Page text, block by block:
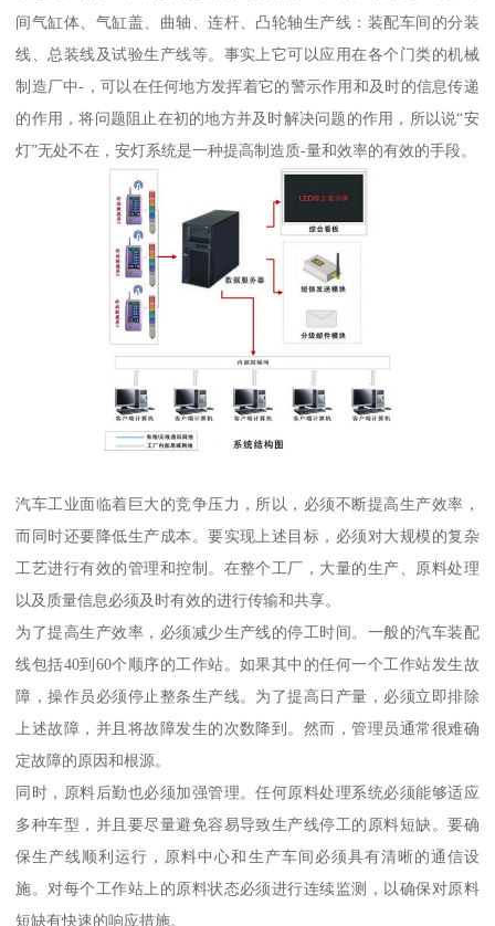
间气缸体、气缸盖、曲轴、连杆、凸轮轴生产线：装配车间的分装
线、总装线及试验生产线等。事实上它可以应用在各个门类的机械
制造厂中-，可以在任何地方发挥着它的警示作用和及时的信息传递
的作用，将问题阻止在初的地方并及时解决问题的作用，所以说“安
灯”无处不在，安灯系统是一种提高制造质-量和效率的有效的手段。
汽车工业面临着巨大的竞争压力，所以，必须不断提高生产效率，
而同时还要降低生产成本。要实现上述目标，必须对大规模的复杂
工艺进行有效的管理和控制。在整个工厂，大量的生产、原料处理
以及质量信息必须及时有效的进行传输和共享。
为了提高生产效率，必须减少生产线的停工时间。一般的汽车装配
线包括40到60个顺序的工作站。如果其中的任何一个工作站发生故
障，操作员必须停止整条生产线。为了提高日产量，必须立即排除
上述故障，并且将故障发生的次数降到。然而，管理员通常很难确
定故障的原因和根源。
同时，原料后勤也必须加强管理。任何原料处理系统必须能够适应
多种车型，并且要尽量避免容易导致生产线停工的原料短缺。要确
保生产线顺利运行，原料中心和生产车间必须具有清晰的通信设
施。对每个工作站上的原料状态必须进行连续监测，以确保对原料
短缺有快速的响应措施。